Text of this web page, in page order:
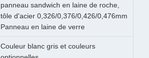
panneau sandwich en laine de roche,
tôle d'acier 0,326/0,376/0,426/0,476mm
Panneau en laine de verre
Couleur blanc gris et couleurs